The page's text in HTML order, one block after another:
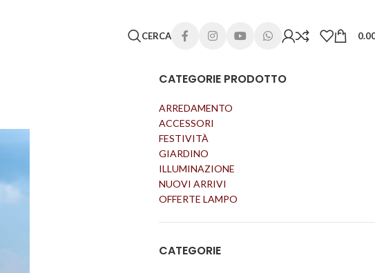
CERCA
CATEGORIE PRODOTTO
ACCESSORI
ARREDAMENTO
FESTIVITÀ
GIARDINO
ILLUMINAZIONE
NUOVI ARRIVI
OFFERTE LAMPO
CATEGORIE